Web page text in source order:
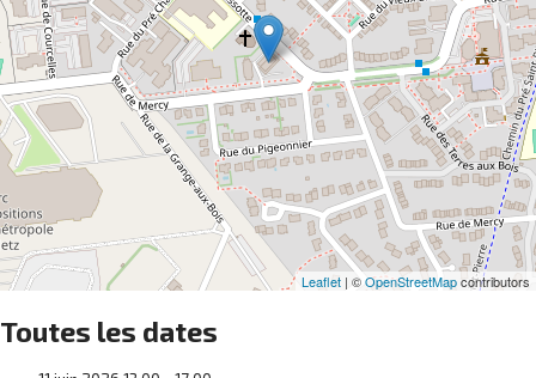
Leaflet | ©OpenStreetMapcontributors
Toutes les dates